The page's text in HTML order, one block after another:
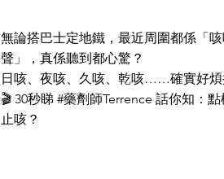
無論搭巴士定地鐵，最近周圍都係「
聲」，真係聽到都心驚？
日咳、夜咳、久咳、乾咳……確實好煩
🎬 30秒睇 #藥劑師Terrence 話你知：
止咳？